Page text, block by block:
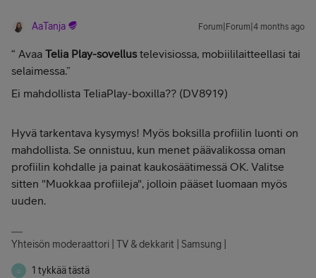
AaTanja Forum|Forum|4 months ago
“ Avaa Telia Play-sovellustelevisiossa, mobiililaitteellasi tai
selaimessa.”
Ei mahdollista TeliaPlay-boxilla?? (DV8919)
Hyvä tarkentava kysymys! Myös boksilla profiilin luonti on
mahdollista. Se onnistuu, kun menet päävalikossa oman
profiilin kohdalle ja painat kaukosäätimessä OK. Valitse
sitten "Muokkaa profiileja", jolloin pääset luomaan myös
uuden.
Yhteisön moderaattori | TV & dekkarit | Samsung |
D 1 tykkää tästä